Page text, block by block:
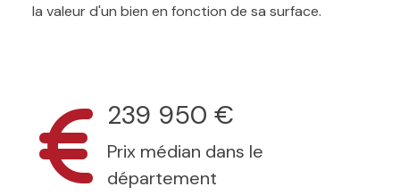
la valeur d'un bien en fonction de sa surface.
239 950 €
Prix médian dans le
département